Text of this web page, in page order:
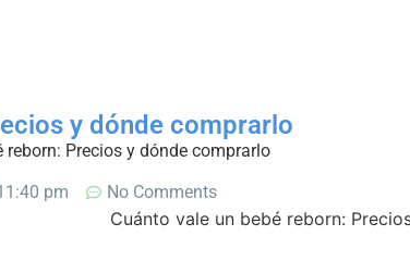
y dónde comprarlo
reborn: Precios y dónde comprarlo
pm No Comments